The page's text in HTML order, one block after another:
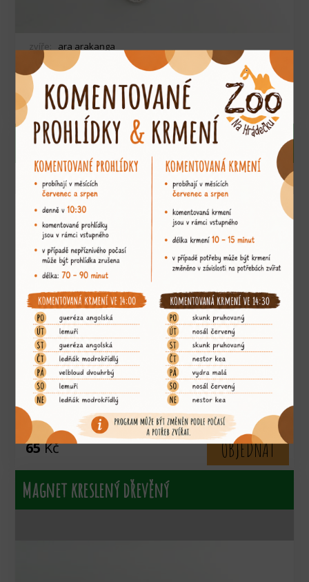
zvíře: ara arakanga
65 Kč
OBJEDNAT
Magnet kreslený dřevěný
zvíře:pralesnička azurová
65Kč
OBJEDNAT
Magnet kreslený dřevěný